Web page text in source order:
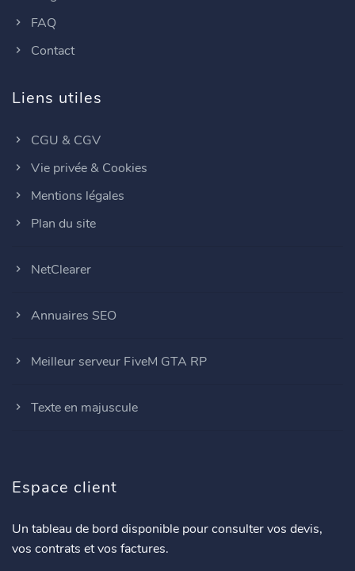
FAQ
Contact
Liens utiles
CGU & CGV
Vie privée & Cookies
Mentions légales
Plan du site
NetClearer
Annuaires SEO
Meilleur serveur FiveM GTA RP
Texte en majuscule
Espace client
Un tableau de bord disponible pour consulter vos devis,
vos contrats et vos factures.